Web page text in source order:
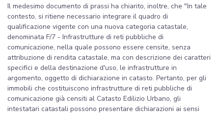
Il medesimo documento di prassi ha chiarito, inoltre, che "In tale
contesto, si ritiene necessario integrare il quadro di
qualificazione vigente con una nuova categoria catastale,
denominata F/7 - Infrastrutture di reti pubbliche di
comunicazione, nella quale possono essere censite, senza
attribuzione di rendita catastale, ma con descrizione dei caratteri
specifici e della destinazione d'uso, le infrastrutture in
argomento, oggetto di dichiarazione in catasto. Pertanto, per gli
immobili che costituiscono infrastrutture di reti pubbliche di
comunicazione già censiti al Catasto Edilizio Urbano, gli
intestatari catastali possono presentare dichiarazioni ai sensi